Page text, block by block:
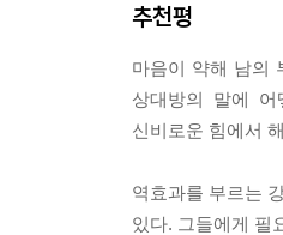
문제 해결이 자기
는 모든 제언은 우
니다.” (본문 104,
어떻게든 피하고
내놓을 재치 있는
울컥하는 마음에
빠지고 만다. 반
끌어올린다. 오르
이상적으로는 평
내 기분이 나빠지
추천평
마음이 약해 남의
상대방의 말에
신비로운 힘에서
역효과를 부르는
있다. 그들에게 필